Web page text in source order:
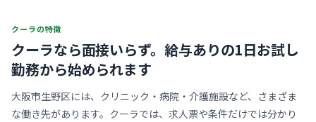
クーラの特徴
クーラなら面接いらず。 給与ありの1日お試し
勤務から始められます
大阪市生野区には、クリニック・病院・介護施設など、さまざま
な働き先があります。クーラでは、求人票や条件だけでは分かり